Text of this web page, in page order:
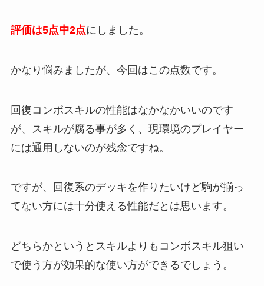
評価は5点中2点にしました。
かなり悩みましたが、今回はこの点数です。
回復コンボスキルの性能はなかなかいいのです
が、スキルが腐る事が多く、現環境のプレイヤー
には通用しないのが残念ですね。
ですが、回復系のデッキを作りたいけど駒が揃っ
てない方には十分使える性能だとは思います。
どちらかというとスキルよりもコンボスキル狙い
で使う方が効果的な使い方ができるでしょう。